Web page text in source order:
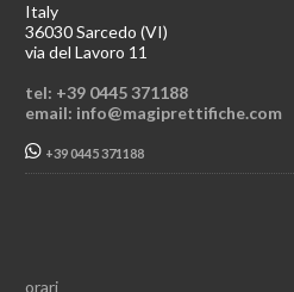
Italy
36030 Sarcedo (VI)
via del Lavoro 11
tel: +39 0445 371188
email: info@magiprettifiche.com
+39 0445 371188
orari